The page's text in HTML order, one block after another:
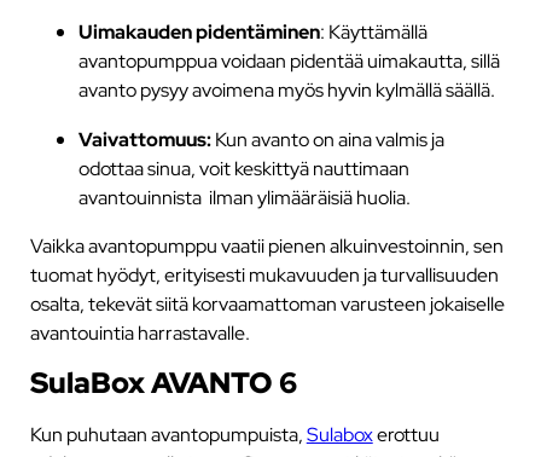
Uimakauden pidentäminen: Käyttämällä
avantopumppua voidaan pidentää uimakautta, sillä
avanto pysyy avoimena myös hyvin kylmällä säällä.
Vaivattomuus:Kun avanto on aina valmis ja
odottaa sinua, voit keskittyä nauttimaan
avantouinnista ilman ylimääräisiä huolia.
Vaikka avantopumppu vaatii pienen alkuinvestoinnin, sen
tuomat hyödyt, erityisesti mukavuuden ja turvallisuuden
osalta, tekevät siitä korvaamattoman varusteen jokaiselle
avantouintia harrastavalle.
SulaBox AVANTO 6
Kun puhutaan avantopumpuista,Sulaboxerottuu